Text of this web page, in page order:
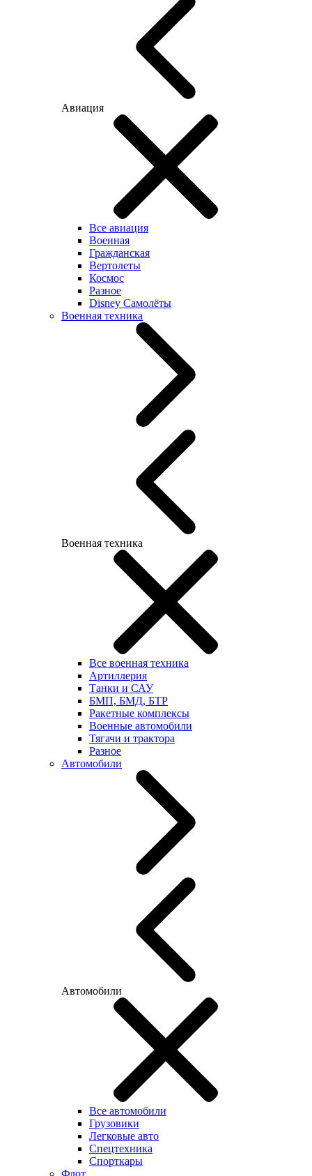
Авиация
Все авиация
Военная
Гражданская
Вертолеты
Космос
Разное
Disney Самолёты
Военная техника
Военная техника
Все военная техника
Артиллерия
Танки и САУ
БМП, БМД, БТР
Ракетные комплексы
Военные автомобили
Тягачи и трактора
Разное
Автомобили
Автомобили
Все автомобили
Грузовики
Легковые авто
Спецтехника
Спорткары
Флот